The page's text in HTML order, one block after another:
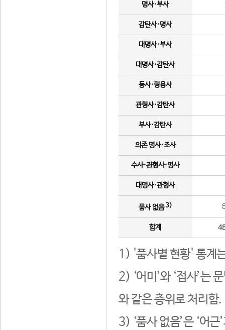
명사·부사
감탄사·명사
대명사·부사
대명사·감탄사
동사·형용사
관형사·감탄사
부사·감탄사
의존 명사·조사
수사·관형사·명사
대명사·관형사
품사 없음3)
합계
1) '품사별 현황' 통계
2) ‘어미’와 ‘접사’는
와 같은 층위로 처리함.
3) ‘품사 없음’은 ‘어